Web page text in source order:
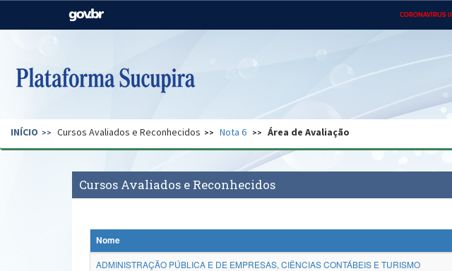
CORONAVÍRUS
Casa Civil
Pecuária e Abastecimento
Ministério do
Regional
Secretaria de Governo Gabinete de Segurança Advocacia-Geral da União
INÍCIO Cursos Avaliados e Reconhecidos Nota 6 Área de Avaliação
Cursos Avaliados e Reconhecidos
Nome
ADMINISTRAÇÃO PÚBLICA E DE EMPRESAS, CIÊNCIAS CONTÁBEIS E TURISMO